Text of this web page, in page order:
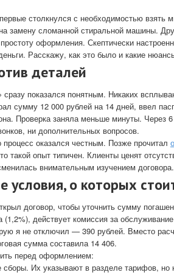
столкнулся с необходимостью взять
замену сломанной стиральной машины.
оформления. Скептически
Расскажу, как это было и какие
деталей
показался понятным. Никаких
сумму 12 000 рублей на 14 дней, ввел
Проверка заняла меньше минуты. Через
ни дополнительных вопросов.
оказался честным. Позже прочитал
такой опыт типичен. Клиенты ценят
внимательным изучением договора.
условия, о которых
договор, чтобы уточнить сумму
(1,2%), действует комиссия за
я не отключил — 390 рублей. Вместо
сумма составила 14 406.
перед оформлением:
сборы. Их указывают в разделе тарифов,